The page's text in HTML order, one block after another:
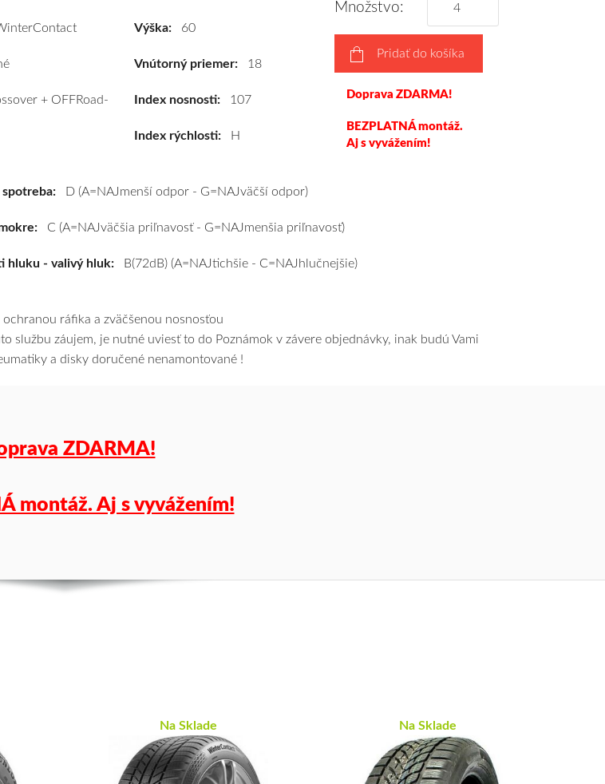
Continental
107H
kúpite
cenu
a
k
na
podľa
pošleme
+ OFFRoad-
Výška:60
Vnútorný priemer:18
Index nosnosti:107
Index rýchlosti:H
Množstvo:
Pridať do košíka
Doprava ZDARMA!
BEZPLATNÁ montáž.
Aj s vyvážením!
D (A=NAJmenší odpor - G=NAJväčší odpor)
C (A=NAJväčšia priľnavosť - G=NAJmenšia priľnavosť)
hluku - valivý hluk: B(72dB) (A=NAJtichšie - C=NAJhlučnejšie)
ochranou ráfika a zväčšenou nosnosťou
službu záujem, je nutné uviesť to do Poznámok v závere objednávky, inak budú Vami
a disky doručené nenamontované !
ZDARMA!
montáž. Aj s vyvážením!
Na Sklade Na Sklade